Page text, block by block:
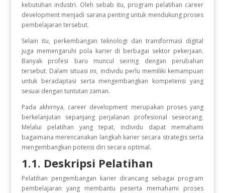
kebutuhan industri. Oleh sebab itu, program pelatihan career
development menjadi sarana penting untuk mendukung proses
pembelajaran tersebut.
Selain itu, perkembangan teknologi dan transformasi digital
juga memengaruhi pola karier di berbagai sektor pekerjaan.
Banyak profesi baru muncul seiring dengan perubahan
tersebut. Dalam situasi ini, individu perlu memiliki kemampuan
untuk beradaptasi serta mengembangkan kompetensi yang
sesuai dengan tuntutan zaman.
Pada akhirnya, career development merupakan proses yang
berkelanjutan sepanjang perjalanan profesional seseorang.
Melalui pelatihan yang tepat, individu dapat memahami
bagaimana merencanakan langkah karier secara strategis serta
mengembangkan potensi diri secara optimal.
1.1. Deskripsi Pelatihan
Pelatihan pengembangan karier dirancang sebagai program
pembelajaran yang membantu peserta memahami proses